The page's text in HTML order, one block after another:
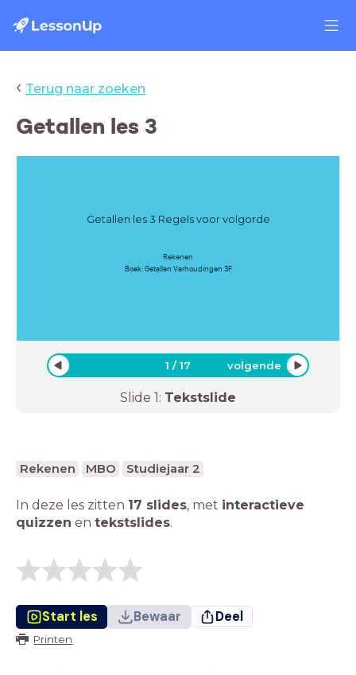
‹ Terug naar zoeken
Getallen les 3
Getallen les 3 Regels voor volgorde
Rekenen
Boek: Getallen Verhoudingen 3F
1 /17 volgende
Slide 1: Tekstslide
Rekenen MBO Studiejaar 2
In deze les zitten 17 slides, met interactieve
quizzen en tekstslides.
Start les Bewaar Deel
Printen